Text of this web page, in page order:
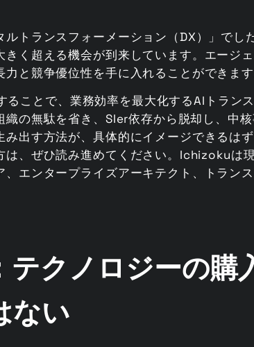
トランスフォーメーション（DX）」でし
く超える機会が到来しています。エージ
と競争優位性を手に入れることができます
ことで、業務効率を最大化するAIトラン
の無駄を省き、SIer依存から脱却し、中
出す方法が、具体的にイメージできるは
、ぜひ読み進めてください。Ichizokuは
、エンタープライズアーキテクト、トラン
クノロジーの購
ない